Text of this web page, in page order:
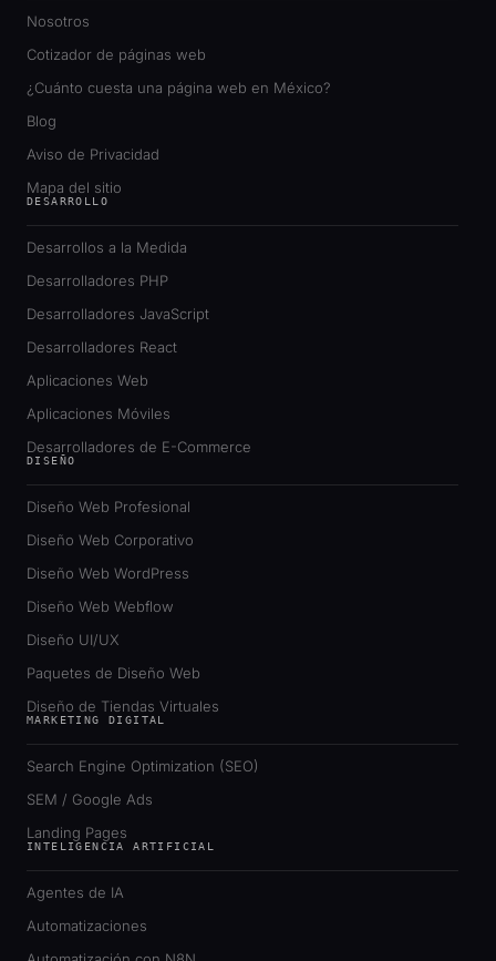
Nosotros
Cotizador de páginas web
¿Cuánto cuesta una página web en México?
Blog
Aviso de Privacidad
Mapa del sitio
DESARROLLO
Desarrollos a la Medida
Desarrolladores PHP
Desarrolladores JavaScript
Desarrolladores React
Aplicaciones Web
Aplicaciones Móviles
Desarrolladores de E-Commerce
DISEÑO
Diseño Web Profesional
Diseño Web Corporativo
Diseño Web WordPress
Diseño Web Webflow
Diseño UI/UX
Paquetes de Diseño Web
Diseño de Tiendas Virtuales
MARKETING DIGITAL
Search Engine Optimization (SEO)
SEM / Google Ads
Landing Pages
INTELIGENCIA ARTIFICIAL
Agentes de IA
Automatizaciones